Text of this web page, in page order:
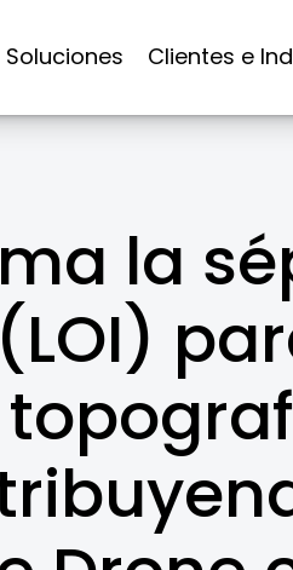
Soluciones Clientes e
la